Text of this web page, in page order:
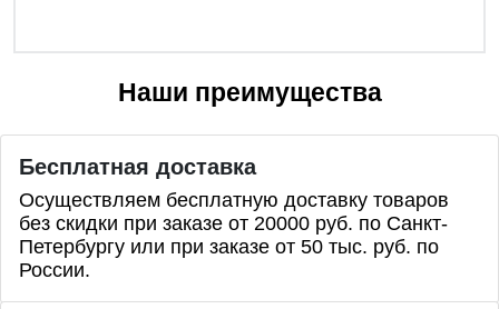
Наши преимущества
Бесплатная доставка
Осуществляем бесплатную доставку товаров
без скидки при заказе от 20000 руб. по Санкт-
Петербургу или при заказе от 50 тыс. руб. по
России.